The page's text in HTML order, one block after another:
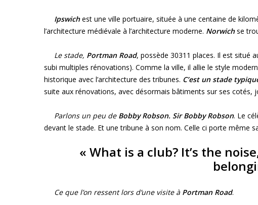
Ipswichest une ville portuaire, située à une centaine de
l’architecture médiévale à l’architecture moderne. Norwichse
Le stade, Portman Road, possède 30311 places. Il est situé
subi multiples rénovations). Comme la ville, il allie le style
historique avec l’architecture des tribunes. C’est un stade
suite aux rénovations, avec désormais bâtiments sur ses cotés,
Parlons un peu de Bobby Robson. Sir Bobby Robson. Le
devant le stade. Et une tribune à son nom. Celle ci porte même
« What is a club? It’s the
Ce que l’on ressent lors d’une visite à Portman Road.